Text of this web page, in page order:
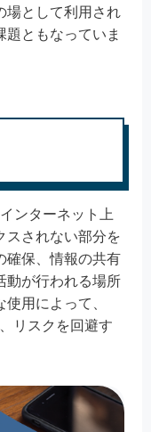
場として利用され
題ともなっていま
ンターネット上
スされない部分を
確保、情報の共有
動が行われる場所
用によって、
リスクを回避す